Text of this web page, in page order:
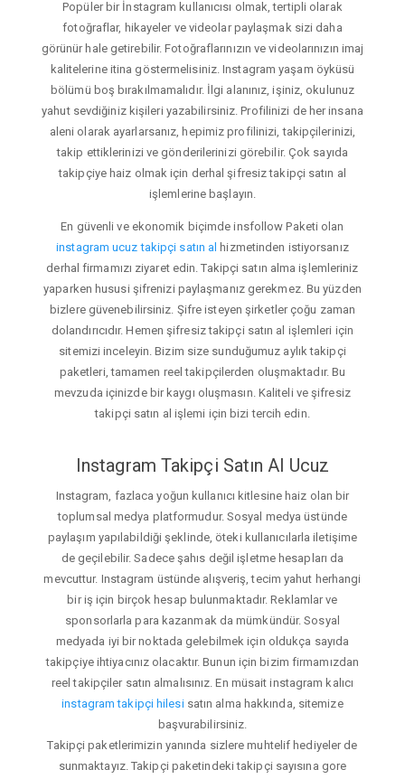
Popüler bir İnstagram kullanıcısı olmak, tertipli olarak
fotoğraflar, hikayeler ve videolar paylaşmak sizi daha
görünür hale getirebilir. Fotoğraflarınızın ve videolarınızın imaj
kalitelerine itina göstermelisiniz. Instagram yaşam öyküsü
bölümü boş bırakılmamalıdır. İlgi alanınız, işiniz, okulunuz
yahut sevdiğiniz kişileri yazabilirsiniz. Profilinizi de her insana
aleni olarak ayarlarsanız, hepimiz profilinizi, takipçilerinizi,
takip ettiklerinizi ve gönderilerinizi görebilir. Çok sayıda
takipçiye haiz olmak için derhal şifresiz takipçi satın al
işlemlerine başlayın.
En güvenli ve ekonomik biçimde insfollow Paketi olan
instagram ucuz takipçi satın al hizmetinden istiyorsanız
derhal firmamızı ziyaret edin. Takipçi satın alma işlemleriniz
yaparken hususi şifrenizi paylaşmanız gerekmez. Bu yüzden
bizlere güvenebilirsiniz. Şifre isteyen şirketler çoğu zaman
dolandırıcıdır. Hemen şifresiz takipçi satın al işlemleri için
sitemizi inceleyin. Bizim size sunduğumuz aylık takipçi
paketleri, tamamen reel takipçilerden oluşmaktadır. Bu
mevzuda içinizde bir kaygı oluşmasın. Kaliteli ve şifresiz
takipçi satın al işlemi için bizi tercih edin.
Instagram Takipçi Satın Al Ucuz
Instagram, fazlaca yoğun kullanıcı kitlesine haiz olan bir
toplumsal medya platformudur. Sosyal medya üstünde
paylaşım yapılabildiği şeklinde, öteki kullanıcılarla iletişime
de geçilebilir. Sadece şahıs değil işletme hesapları da
mevcuttur. Instagram üstünde alışveriş, tecim yahut herhangi
bir iş için birçok hesap bulunmaktadır. Reklamlar ve
sponsorlarla para kazanmak da mümkündür. Sosyal
medyada iyi bir noktada gelebilmek için oldukça sayıda
takipçiye ihtiyacınız olacaktır. Bunun için bizim firmamızdan
reel takipçiler satın almalısınız. En müsait instagram kalıcı
instagram takipçi hilesisatın alma hakkında, sitemize
başvurabilirsiniz.
Takipçi paketlerimizin yanında sizlere muhtelif hediyeler de
sunmaktayız. Takipçi paketindeki takipçi sayısına gore